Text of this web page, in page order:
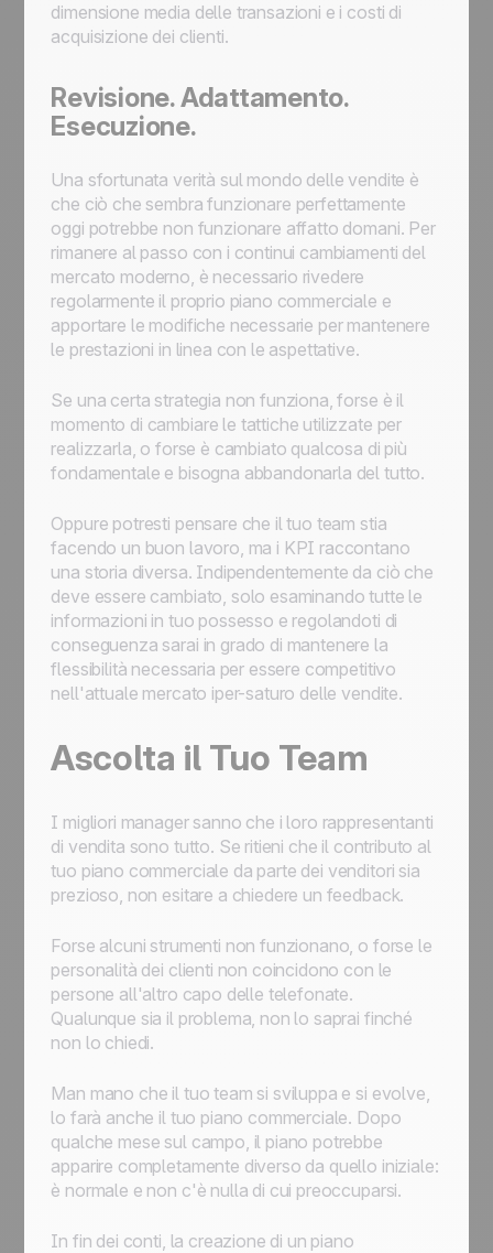
dimensione media delle transazioni e i costi di
acquisizione dei clienti.
Revisione. Adattamento.
Esecuzione.
Una sfortunata verità sul mondo delle vendite è
che ciò che sembra funzionare perfettamente
oggi potrebbe non funzionare affatto domani. Per
rimanere al passo con i continui cambiamenti del
mercato moderno, è necessario rivedere
regolarmente il proprio piano commerciale e
apportare le modifiche necessarie per mantenere
le prestazioni in linea con le aspettative.
Se una certa strategia non funziona, forse è il
momento di cambiare le tattiche utilizzate per
realizzarla, o forse è cambiato qualcosa di più
fondamentale e bisogna abbandonarla del tutto.
Oppure potresti pensare che il tuo team stia
facendo un buon lavoro, ma i KPI raccontano
una storia diversa. Indipendentemente da ciò che
deve essere cambiato, solo esaminando tutte le
informazioni in tuo possesso e regolandoti di
conseguenza sarai in grado di mantenere la
flessibilità necessaria per essere competitivo
nell'attuale mercato iper-saturo delle vendite.
Ascolta il Tuo Team
I migliori manager sanno che i loro rappresentanti
di vendita sono tutto. Se ritieni che il contributo al
tuo piano commerciale da parte dei venditori sia
prezioso, non esitare a chiedere un feedback.
Forse alcuni strumenti non funzionano, o forse le
personalità dei clienti non coincidono con le
persone all'altro capo delle telefonate.
Qualunque sia il problema, non lo saprai finché
non lo chiedi.
Man mano che il tuo team si sviluppa e si evolve,
lo farà anche il tuo piano commerciale. Dopo
qualche mese sul campo, il piano potrebbe
apparire completamente diverso da quello iniziale:
è normale e non c'è nulla di cui preoccuparsi.
In fin dei conti, la creazione di un piano